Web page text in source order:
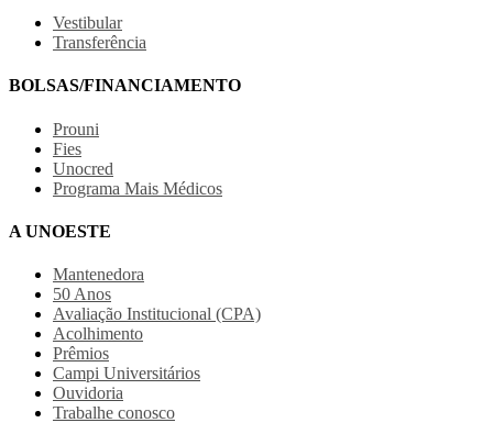
Vestibular
Transferência
BOLSAS/FINANCIAMENTO
Prouni
Fies
Unocred
Programa Mais Médicos
A UNOESTE
Mantenedora
50 Anos
Avaliação Institucional (CPA)
Acolhimento
Prêmios
Campi Universitários
Ouvidoria
Trabalhe conosco